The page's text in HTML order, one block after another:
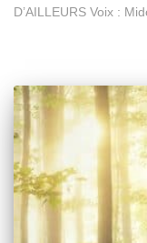
D’AILLEURS Voix :